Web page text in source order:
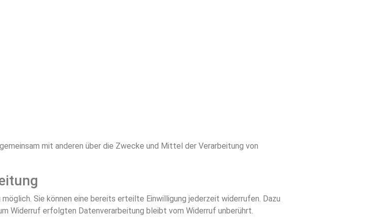
mit anderen über die Zwecke und Mittel der Verarbeitung von
Sie können eine bereits erteilte Einwilligung jederzeit widerrufen. Dazu
Widerruf erfolgten Datenverarbeitung bleibt vom Widerruf unberührt.